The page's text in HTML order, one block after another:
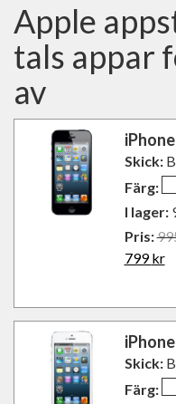
Apple
tals appar
av
Skick:
Färg:
I lager:
Pris:
799kr
Skick:
Färg: